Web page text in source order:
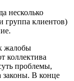
несколько
группа клиентов)
жалобы
коллектива
проблемы,
законы. В конце